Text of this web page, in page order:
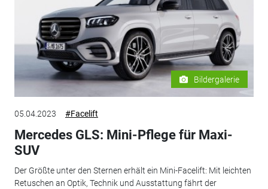
Bildergalerie
05.04.2023 #Facelift
Mercedes GLS: Mini-Pflege für Maxi-
SUV
Der Größte unter den Sternen erhält ein Mini-Facelift: Mit leichten
Retuschen an Optik, Technik und Ausstattung fährt der